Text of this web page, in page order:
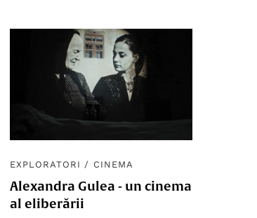
EXPLORATORI / CINEMA
Alexandra Gulea - un cinema
al eliberării